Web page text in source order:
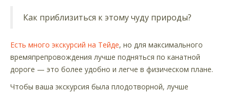
Как приблизиться к этому чуду природы?
Есть много экскурсий на Тейде, но для максимального
времяпрепровождения лучше подняться по канатной
дороге — это более удобно и легче в физическом плане.
Чтобы ваша экскурсия была плодотворной, лучше